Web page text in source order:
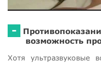
-
возможность
Хотя ультразвуковые